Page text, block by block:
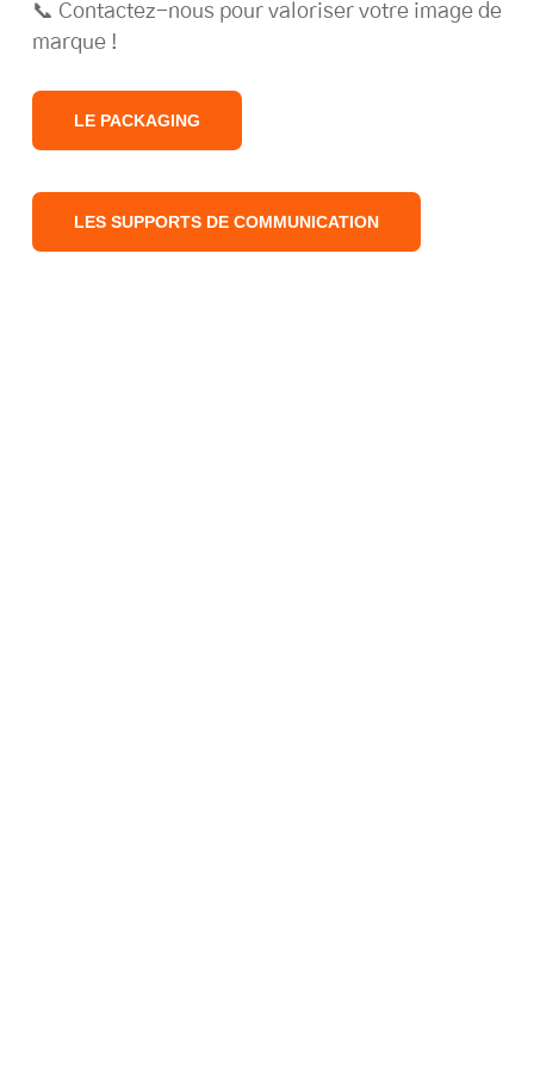
📞 Contactez-nous pour valoriser votre image de
marque !
LE PACKAGING
LES SUPPORTS DE COMMUNICATION